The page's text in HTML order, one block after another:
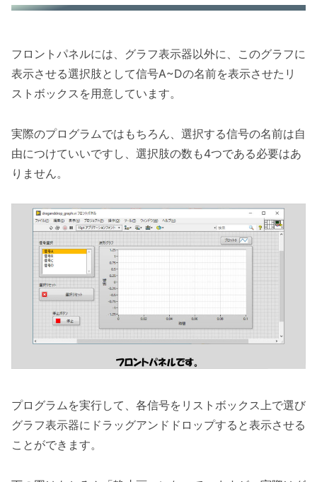
フロントパネルには、グラフ表示器以外に、このグラフに
表示させる選択肢として信号A~Dの名前を表示させたリ
ストボックスを用意しています。
実際のプログラムではもちろん、選択する信号の名前は自
由につけていいですし、選択肢の数も4つである必要はあ
りません。
プログラムを実行して、各信号をリストボックス上で選び
グラフ表示器にドラッグアンドドロップすると表示させる
ことができます。